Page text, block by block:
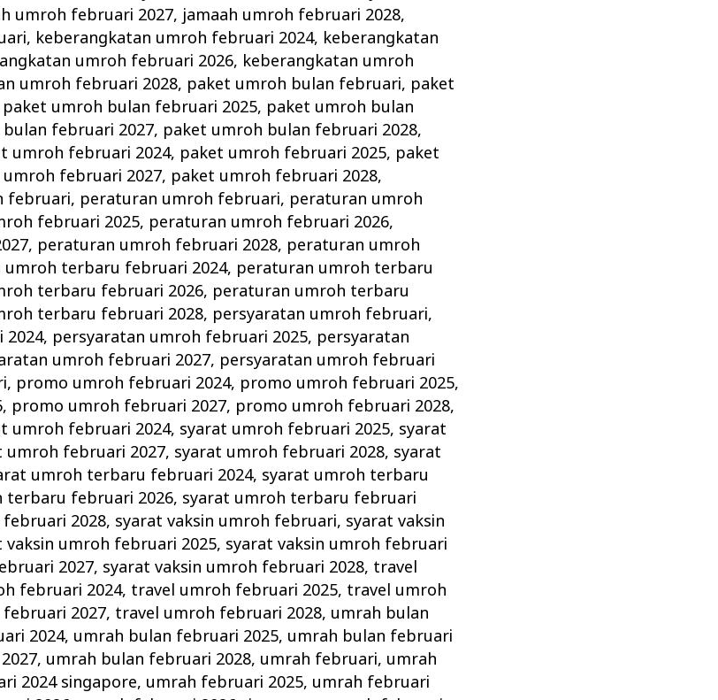
umroh februari 2027, jamaah umroh februari 2028,
, keberangkatan umroh februari 2024, keberangkatan
umroh februari 2026, keberangkatan umroh
umroh februari 2028, paket umroh bulan februari, paket
paket umroh bulan februari 2025, paket umroh bulan
februari 2027, paket umroh bulan februari 2028,
umroh februari 2024, paket umroh februari 2025, paket
februari 2027, paket umroh februari 2028,
februari, peraturan umroh februari, peraturan umroh
februari 2025, peraturan umroh februari 2026,
, peraturan umroh februari 2028, peraturan umroh
umroh terbaru februari 2024, peraturan umroh terbaru
terbaru februari 2026, peraturan umroh terbaru
terbaru februari 2028, persyaratan umroh februari,
2024, persyaratan umroh februari 2025, persyaratan
umroh februari 2027, persyaratan umroh februari
, promo umroh februari 2024, promo umroh februari 2025,
, promo umroh februari 2027, promo umroh februari 2028,
umroh februari 2024, syarat umroh februari 2025, syarat
umroh februari 2027, syarat umroh februari 2028, syarat
umroh terbaru februari 2024, syarat umroh terbaru
terbaru februari 2026, syarat umroh terbaru februari
2028, syarat vaksin umroh februari, syarat vaksin
vaksin umroh februari 2025, syarat vaksin umroh februari
2027, syarat vaksin umroh februari 2028, travel
februari 2024, travel umroh februari 2025, travel umroh
2027, travel umroh februari 2028, umrah bulan
2024, umrah bulan februari 2025, umrah bulan februari
, umrah bulan februari 2028, umrah februari, umrah
2024 singapore, umrah februari 2025, umrah februari